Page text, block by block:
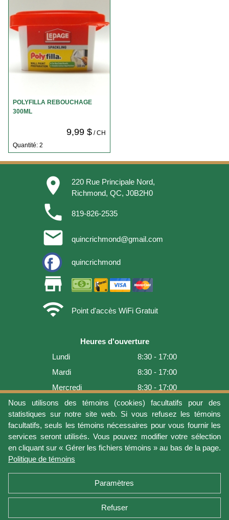
Nous utilisons des témoins (cookies) facultatifs pour des
statistiques sur notre site web. Si vous refusez les témoins
facultatifs, seuls les témoins nécessaires pour vous fournir les
services seront utilisés. Vous pouvez modifier votre sélection
en cliquant sur « Gérer les fichiers témoins » au bas de la page.
Politique de témoins
Paramètres
Refuser
POLYFILLA REBOUCHAGE
300ML
9,99 $/ CH
Quantité: 2
place
220 Rue Principale Nord,
Richmond, QC, J0B2H0
phone 819-826-2535
email quincrichmond@gmail.com
quincrichmond
store
wifi
Point d'accès WiFi Gratuit
Heures d'ouverture
Lundi
8:30 - 17:00
Mardi
8:30 - 17:00
Mercredi
8:30 - 17:00
Jeudi
8:30 - 17:00
Vendredi
8:30 - 17:00
Samedi
9:00 - 16:00
Dimanche
Fermé